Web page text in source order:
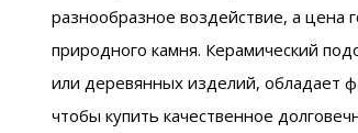
разнообразное воздействие, а цена
природного камня. Керамический
или деревянных изделий, обладает
чтобы купить качественное